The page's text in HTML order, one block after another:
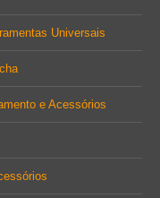
Universais
e Acessórios